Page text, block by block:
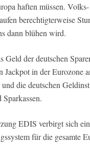
haften müssen.
berechtigterweise
dann blühen wird.
Geld der deutschen
Jackpot in der Eurozone
und die deutschen
EDIS verbirgt sich ein
für die gesamte